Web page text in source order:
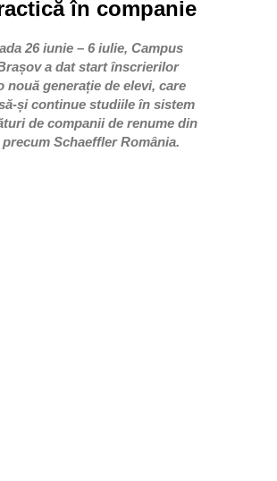
în companie
26 iunie – 6 iulie, Campus
a dat start înscrierilor
nouă generație de elevi, care
și continue studiile în sistem
de companii de renume din
Schaeffler România.